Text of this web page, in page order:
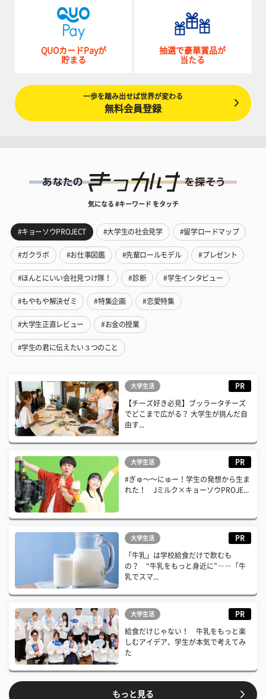
QUOカードPayが
貯まる
抽選で豪華賞品が
当たる
一歩を踏み出せば世界が変わる
無料会員登録
気になる #キーワード をタッチ
#キョーソウPROJECT #大学生の社会見学 #留学ロードマップ
#ガクラボ #お仕事図鑑 #先輩ロールモデル #プレゼント
#ほんとにいい会社見つけ隊！ #診断 #学生インタビュー
#もやもや解決ゼミ #特集企画 #恋愛特集
#大学生正直レビュー #お金の授業
#学生の君に伝えたい３つのこと
大学生活 PR
【チーズ好き必見】ブッラータチーズ
でどこまで広がる？ 大学生が挑んだ自
由す...
大学生活 PR
#ぎゅ〜〜にゅー！学生の発想から生ま
れた！ Jミルク×キョーソウPROJE...
大学生活 PR
「牛乳」は学校給食だけで飲むも
の？ “牛乳をもっと身近に”――「牛
乳でスマ...
大学生活 PR
給食だけじゃない！ 牛乳をもっと楽
しむアイデア、学生が本気で考えてみ
た
もっと見る